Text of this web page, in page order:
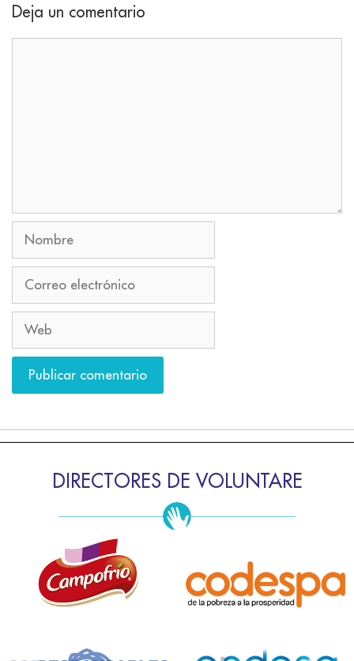
Deja un comentario
DIRECTORES DE VOLUNTARE